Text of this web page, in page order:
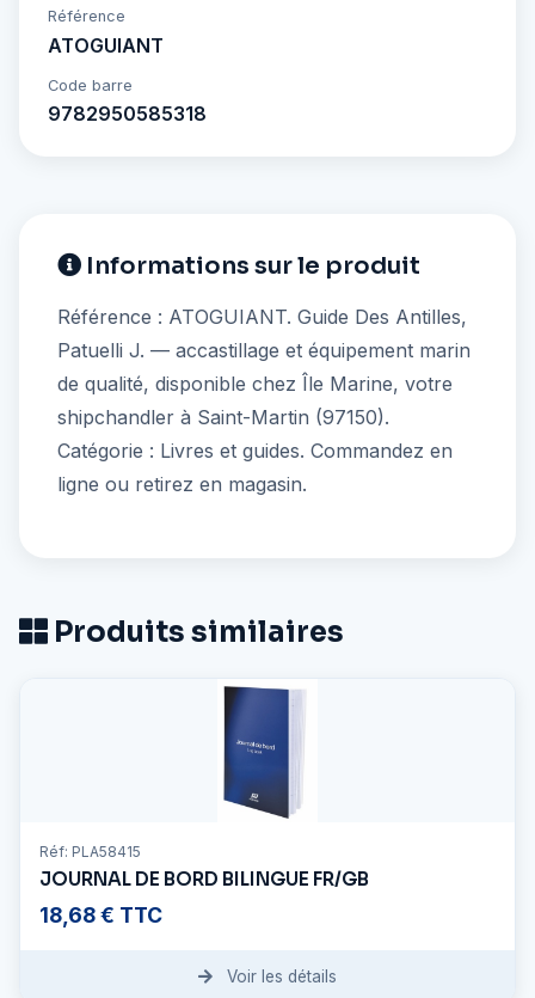
Référence
ATOGUIANT
Code barre
9782950585318
Informations sur le produit
Référence : ATOGUIANT. Guide Des Antilles,
Patuelli J. — accastillage et équipement marin
de qualité, disponible chez Île Marine, votre
shipchandler à Saint-Martin (97150).
Catégorie : Livres et guides. Commandez en
ligne ou retirez en magasin.
Produits similaires
Réf: PLA58415
JOURNAL DE BORD BILINGUE FR/GB
18,68 € TTC
Voir les détails